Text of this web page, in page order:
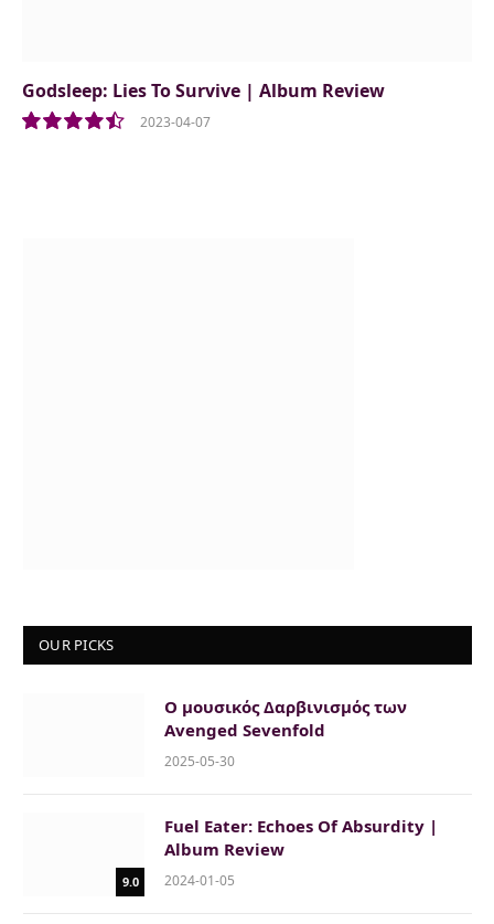
Godsleep: Lies To Survive | Album Review
2023-04-07
OUR PICKS
O μουσικός Δαρβινισμός των
Avenged Sevenfold
2025-05-30
9.0
Fuel Eater: Echoes Of Absurdity |
Album Review
2024-01-05